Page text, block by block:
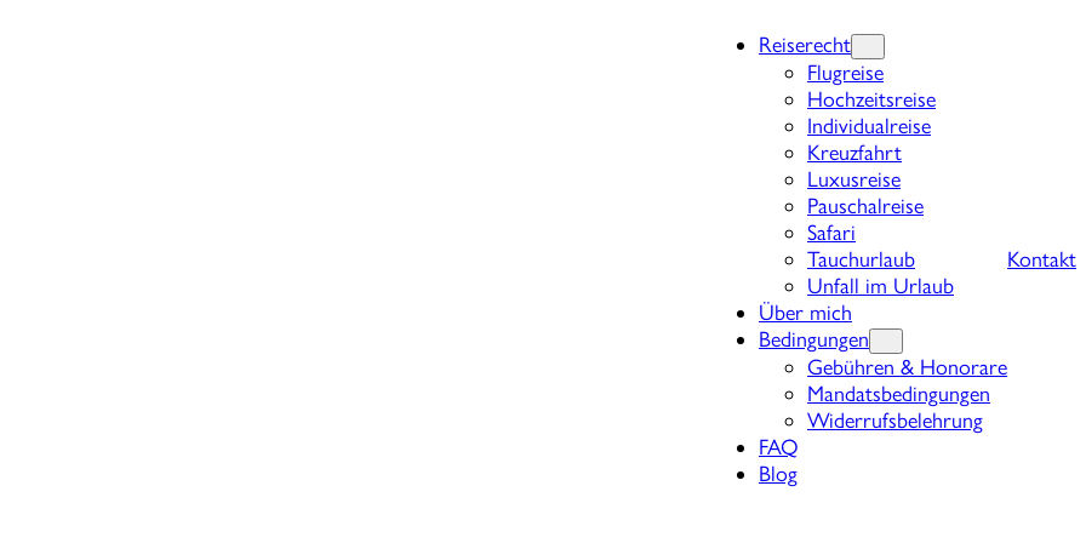
Reiserecht
Flugreise
Hochzeitsreise
Individualreise
Kreuzfahrt
Luxusreise
Pauschalreise
Safari
Tauchurlaub
Unfall im Urlaub
Über mich
Bedingungen
Gebühren & Honorare
Mandatsbedingungen
Widerrufsbelehrung
FAQ
Blog
Kontakt